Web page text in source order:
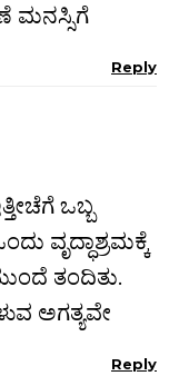
ಮನಸ್ಸಿಗೆ
Reply
ಒಬ್ಬ
ವೃದ್ಧಾಶ್ರಮಕ್ಕೆ
ತಂದಿತು.
ಅಗತ್ಯವೇ
Reply